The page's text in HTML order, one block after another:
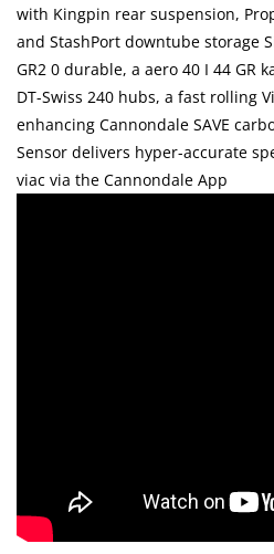
with Kingpin rear suspension,
and StashPort downtube storage
GR2 0 durable, a aero 40 I 44 GR
DT-Swiss 240 hubs, a fast rolling
enhancing Cannondale SAVE
Sensor delivers hyper-accurate
viac via the Cannondale App